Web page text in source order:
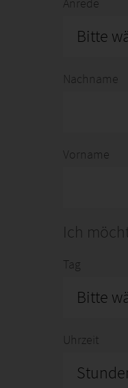
Bitte
Nachname
Vorname
Ich
Tag
Bitte
Uhrzeit